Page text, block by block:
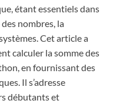
étant essentiels dans
nombres, la
Cet article a
calculer la somme des
en fournissant des
Il s’adresse
débutants et